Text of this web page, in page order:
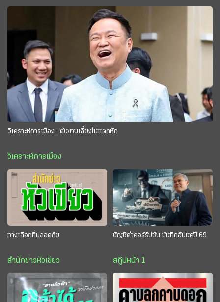
วิเคราะห์การเมือง : ต้นงานเลี้ยงไม่แตกหัก
วิเคราะห์การเมือง
ทางเลือกที่ปลอดภัย
สำนักข่าวหัวเขียว
บัญชีดำคอร์รัปชัน บันทึกอัปยศปี’69
สกู๊ปหน้า 1